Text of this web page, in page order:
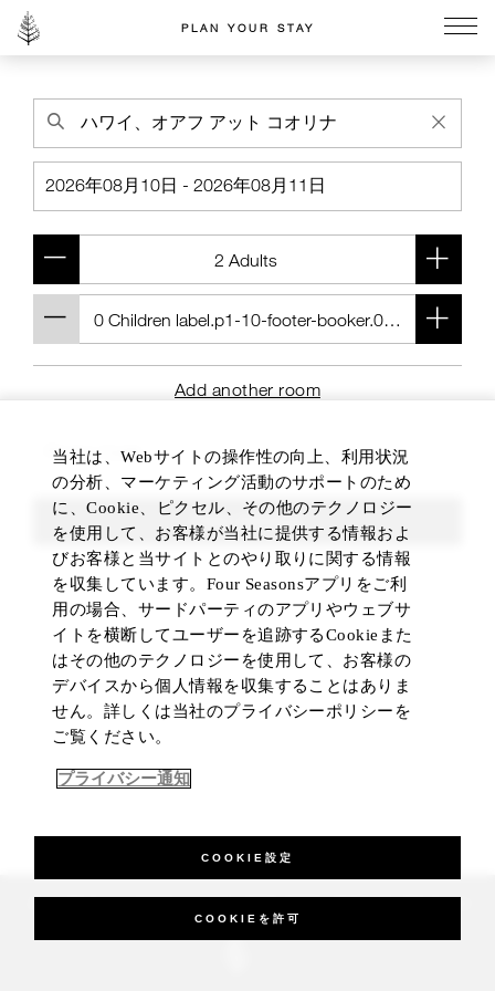
PLAN YOUR STAY
Add another room
FIND ROOMS
_Four Seasons Hotels Limited 1997-2026. All Rights Reserved.
当社は、Webサイトの操作性の向上、利用状況
の分析、マーケティング活動のサポートのため
に、Cookie、ピクセル、その他のテクノロジー
を使用して、お客様が当社に提供する情報およ
びお客様と当サイトとのやり取りに関する情報
を収集しています。Four Seasonsアプリをご利
用の場合、サードパーティのアプリやウェブサ
イトを横断してユーザーを追跡するCookieまた
はその他のテクノロジーを使用して、お客様の
デバイスから個人情報を収集することはありま
せん。詳しくは当社のプライバシーポリシーを
ご覧ください。
プライバシー通知
COOKIE設定
COOKIEを許可